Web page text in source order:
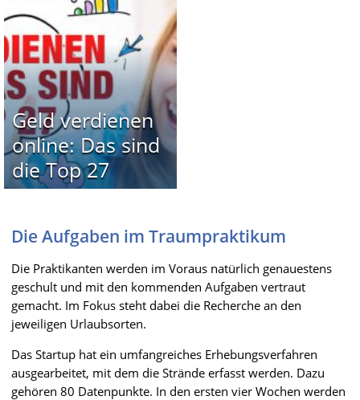
Geld verdienen
online: Das sind
die Top 27
Die Aufgaben im Traumpraktikum
Die Praktikanten werden im Voraus natürlich genauestens
geschult und mit den kommenden Aufgaben vertraut
gemacht. Im Fokus steht dabei die Recherche an den
jeweiligen Urlaubsorten.
Das Startup hat ein umfangreiches Erhebungsverfahren
ausgearbeitet, mit dem die Strände erfasst werden. Dazu
gehören 80 Datenpunkte. In den ersten vier Wochen werden